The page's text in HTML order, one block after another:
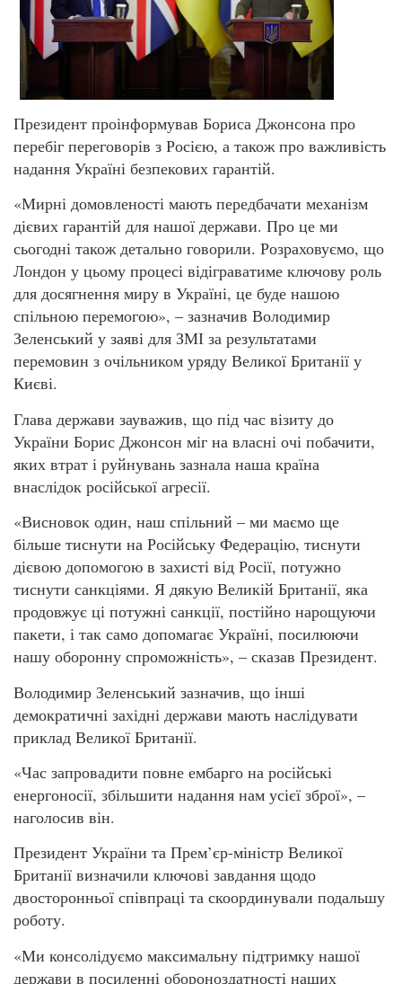
Президент проінформував Бориса Джонсона про
перебіг переговорів з Росією, а також про важливість
надання Україні безпекових гарантій.
«Мирні домовленості мають передбачати механізм
дієвих гарантій для нашої держави. Про це ми
сьогодні також детально говорили. Розраховуємо, що
Лондон у цьому процесі відіграватиме ключову роль
для досягнення миру в Україні, це буде нашою
спільною перемогою», – зазначив Володимир
Зеленський у заяві для ЗМІ за результатами
перемовин з очільником уряду Великої Британії у
Києві.
Глава держави зауважив, що під час візиту до
України Борис Джонсон міг на власні очі побачити,
яких втрат і руйнувань зазнала наша країна
внаслідок російської агресії.
«Висновок один, наш спільний – ми маємо ще
більше тиснути на Російську Федерацію, тиснути
дієвою допомогою в захисті від Росії, потужно
тиснути санкціями. Я дякую Великій Британії, яка
продовжує ці потужні санкції, постійно нарощуючи
пакети, і так само допомагає Україні, посилюючи
нашу оборонну спроможність», – сказав Президент.
Володимир Зеленський зазначив, що інші
демократичні західні держави мають наслідувати
приклад Великої Британії.
«Час запровадити повне ембарго на російські
енергоносії, збільшити надання нам усієї зброї», –
наголосив він.
Президент України та Прем’єр-міністр Великої
Британії визначили ключові завдання щодо
двосторонньої співпраці та скоординували подальшу
роботу.
«Ми консолідуємо максимальну підтримку нашої
держави в посиленні обороноздатності наших